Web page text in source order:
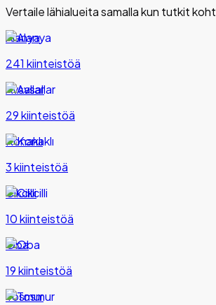
Vertaile lähialueita samalla kun tutkit
Alanya
241 kiinteistöä
Avsallar
29 kiinteistöä
Konaklı
3 kiinteistöä
Cikcilli
10 kiinteistöä
Oba
19 kiinteistöä
Tosmur